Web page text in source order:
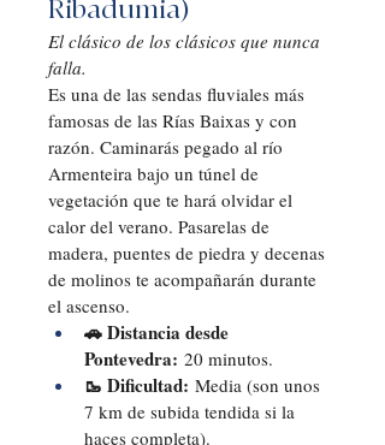
Ribadumia)
El clásico de los clásicos que nunca
falla.
Es una de las sendas fluviales más
famosas de las Rías Baixas y con
razón. Caminarás pegado al río
Armenteira bajo un túnel de
vegetación que te hará olvidar el
calor del verano. Pasarelas de
madera, puentes de piedra y decenas
de molinos te acompañarán durante
el ascenso.
🚗 Distancia desde
Pontevedra: 20 minutos.
🥾 Dificultad: Media (son unos
7 km de subida tendida si la
haces completa).